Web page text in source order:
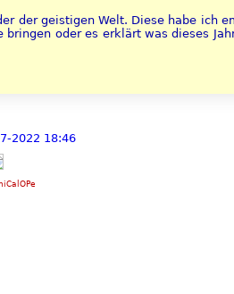
der geistigen Welt. Diese habe ich
oder es erklärt was dieses
2022 18:46